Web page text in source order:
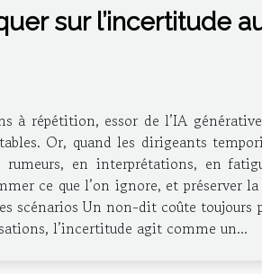
sur l’incertitude
à répétition, essor de l’IA
Or, quand les dirigeants
en interprétations, en
ce que l’on ignore, et préserver la
scénarios Un non-dit coûte toujours
l’incertitude agit comme un...